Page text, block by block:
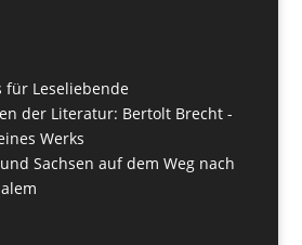
für Leseliebende
der Literatur: Bertolt Brecht -
Werks
Sachsen auf dem Weg nach